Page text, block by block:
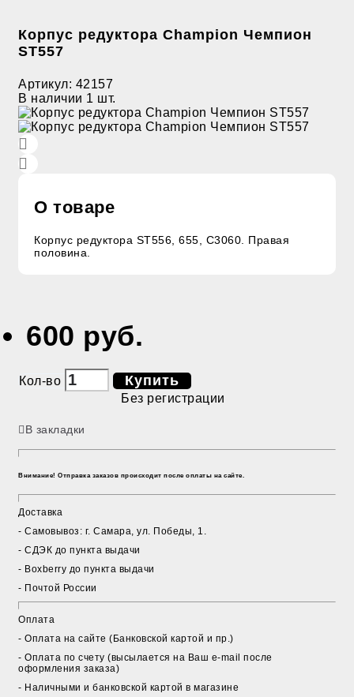
Корпус редуктора Champion Чемпион
ST557
Артикул: 42157
В наличии 1 шт.
О товаре
Корпус редуктора ST556, 655, C3060. Правая
половина.
600 руб.
Кол-во Купить
Без регистрации
В закладки
Внимание! Отправка заказов происходит после оплаты на сайте.
Доставка
- Cамовывоз: г. Самара, ул. Победы, 1.
- СДЭК до пункта выдачи
- Boxberry до пункта выдачи
- Почтой России
Оплата
- Оплата на сайте (Банковской картой и пр.)
- Оплата по счету (высылается на Ваш e-mail после
оформления заказа)
- Наличными и банковской картой в магазине